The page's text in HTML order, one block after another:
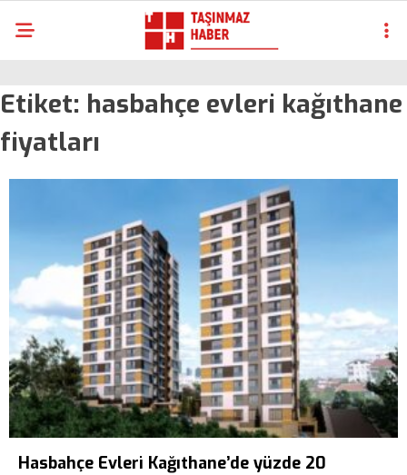
Etiket: hasbahçe evleri kağıthane
fiyatları
Hasbahçe Evleri Kağıthane’de yüzde 20